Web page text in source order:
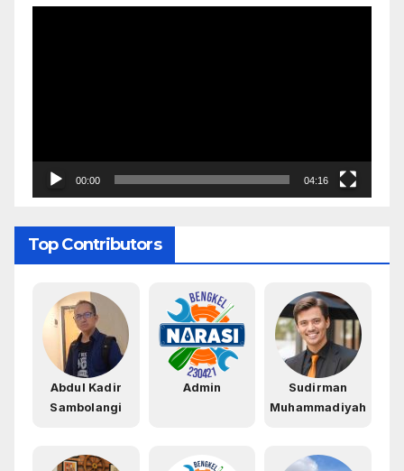
00:00 04:16
Top Contributors
Abdul Kadir
Sambolangi
Admin
Sudirman
Muhammadiyah